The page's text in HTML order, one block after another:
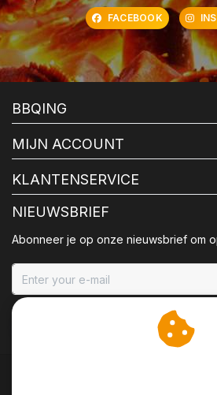
FACEBOOK
BBQING
MIJN ACCOUNT
KLANTENSERVICE
NIEUWSBRIEF
Abonneer je op onze nieuwsbrief om